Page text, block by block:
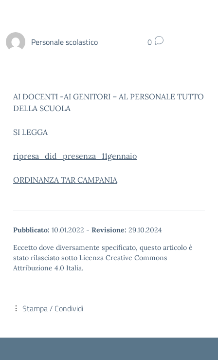
Personale scolastico 0
AI DOCENTI -AI GENITORI – AL PERSONALE TUTTO
DELLA SCUOLA
SI LEGGA
ripresa_did_presenza_11gennaio
ORDINANZA TAR CAMPANIA
Pubblicato: 10.01.2022 - Revisione: 29.10.2024
Eccetto dove diversamente specificato, questo articolo è
stato rilasciato sotto Licenza Creative Commons
Attribuzione 4.0 Italia.
Stampa / Condividi